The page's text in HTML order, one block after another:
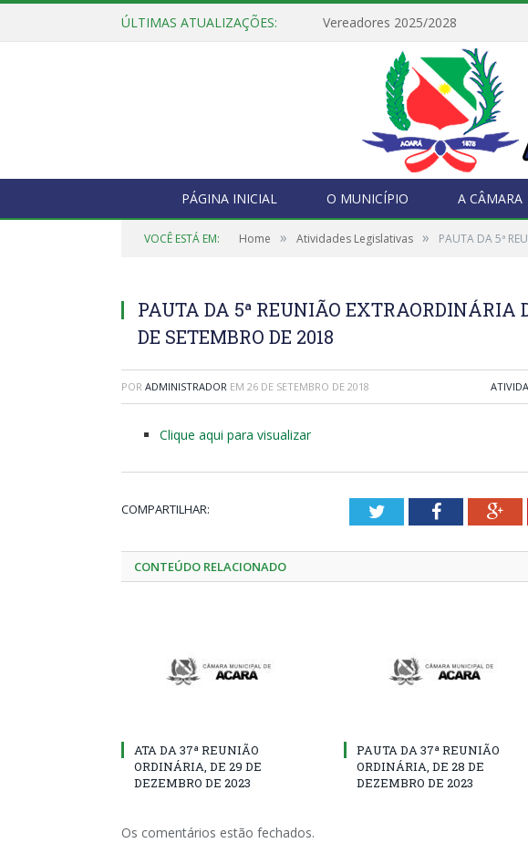
ÚLTIMAS ATUALIZAÇÕES:
PÁGINA INICIAL O MUNICÍPIO A CÂMARA
VOCÊ ESTÁ EM: Home » Atividades Legislativas » PAUTA DA 5ª
PAUTA DA 5ª REUNIÃO EXTRAORDINÁRIA
DE SETEMBRO DE 2018
POR ADMINISTRADOR EM 26 DE SETEMBRO DE 2018
Clique aqui para visualizar
COMPARTILHAR: TwitterFacebook
CONTEÚDO RELACIONADO
ATA DA 37ª REUNIÃO
ORDINÁRIA, DE 29 DE
DEZEMBRO DE 2023
PAUTA DA 37ª REUNIÃO
ORDINÁRIA, DE 28 DE
DEZEMBRO DE 2023
Os comentários estão fechados.